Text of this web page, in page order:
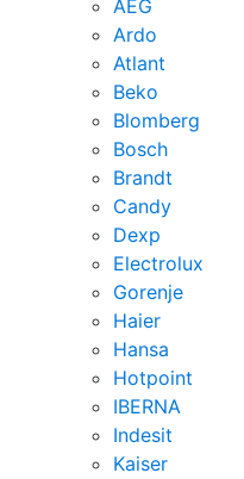
AEG
Ardo
Atlant
Beko
Blomberg
Bosch
Brandt
Candy
Dexp
Electrolux
Gorenje
Haier
Hansa
Hotpoint
IBERNA
Indesit
Kaiser